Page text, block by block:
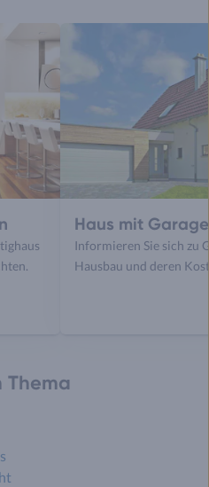
Haus mit
Informieren Sie sich zu
Hausbau und deren
Thema